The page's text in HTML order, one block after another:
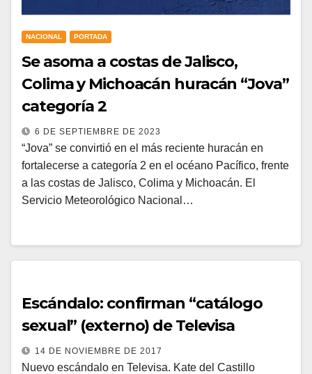
NACIONAL PORTADA
Se asoma a costas de Jalisco,
Colima y Michoacán huracán “Jova”
categoría 2
6 DE SEPTIEMBRE DE 2023
“Jova” se convirtió en el más reciente huracán en
fortalecerse a categoría 2 en el océano Pacífico, frente
a las costas de Jalisco, Colima y Michoacán. El
Servicio Meteorológico Nacional…
Escándalo: confirman “catálogo
sexual” (externo) de Televisa
14 DE NOVIEMBRE DE 2017
Nuevo escándalo en Televisa. Kate del Castillo